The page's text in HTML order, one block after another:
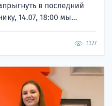
в последний
14.07, 18:00 мы...
1377